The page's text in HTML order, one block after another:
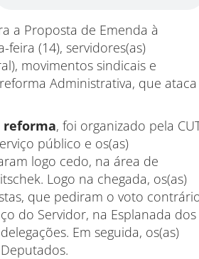
a Proposta de Emenda à
feira (14), servidores(as)
movimentos sindicais e
Administrativa, que ataca
reforma, foi organizado pela
público e os(as)
logo cedo, na área de
Logo na chegada, os(as)
que pediram o voto
do Servidor, na Esplanada dos
Em seguida, os(as)